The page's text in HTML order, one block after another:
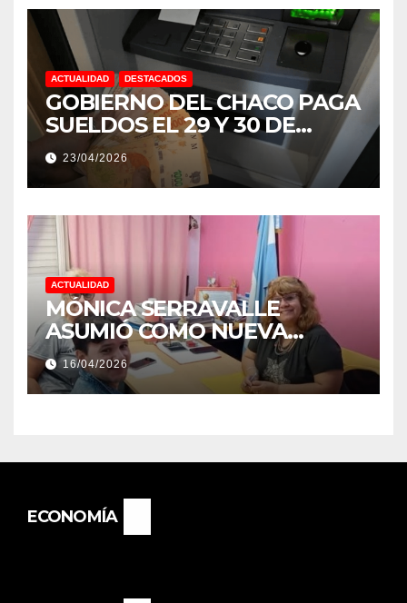
ACTUALIDAD DESTACADOS
GOBIERNO DEL CHACO PAGA
SUELDOS EL 29 Y 30 DE
ABRIL, CON EL 2% DE
AUMENTO
23/04/2026
ACTUALIDAD
MÓNICA SERRAVALLE
ASUMIÓ COMO NUEVA
DIRECTORA DEL E.E.S. N° 82
«RENÉ FAVALORO» DE
BASAIL.
16/04/2026
ECONOMÍA